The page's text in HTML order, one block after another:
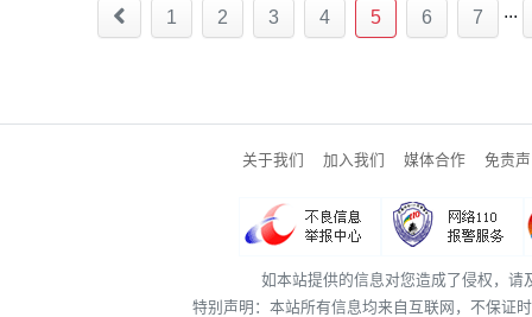
1 2 3 4 5 6 7 ...
关于我们 加入我们 媒体合作 免责
如本站提供的信息对您造成了侵权，
特别声明：本站所有信息均来自互联网，不保证